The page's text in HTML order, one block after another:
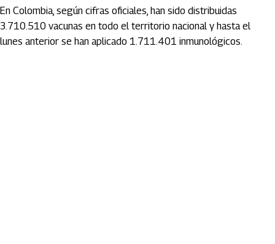
En Colombia, según cifras oficiales, han sido distribuidas
3.710.510 vacunas en todo el territorio nacional y hasta el
lunes anterior se han aplicado 1.711.401 inmunológicos.